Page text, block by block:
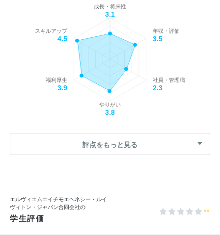
成長・将来性
3.1
年収・評価
3.5
社員・管理職
2.3
やりがい
3.8
福利厚生
3.9
スキルアップ
4.5
評点をもっと見る
エルヴィエムエイチモエヘネシー・ルイ
ヴィトン・ジャパン合同会社の
学生評価
--